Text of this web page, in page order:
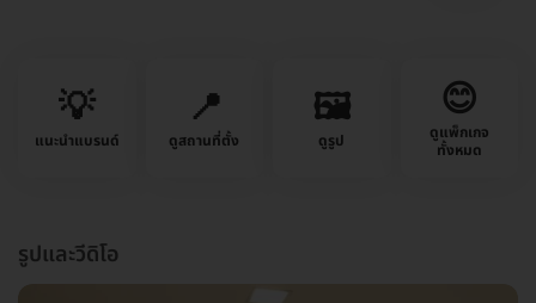
💡
แนะนำแบรนด์
📍
ดูสถานที่ตั้ง
🖼️
ดูรูป
😊
ดูแพ็กเกจ
ทั้งหมด
รูปและวีดิโอ